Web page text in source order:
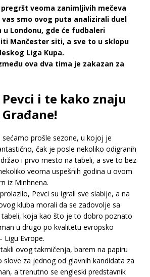
veoma zanimljivih mečeva
vas smo ovog puta analizirali duel
Londonu, gde će fudbaleri
Mančester siti, a sve to u sklopu
Liga Kupa.
ova dva tima je zakazan za
i te kako znaju
sećamo prošle sezone, u kojoj je
čak je posle nekoliko odigranih
i prvo mesto na tabeli, a sve to bez
veoma uspešnih godina u ovom
iz Minhnena.
Pevci su igrali sve slabije, a na
kluba morali da se zadovolje sa
koja kao što je to dobro poznato
u drugo po kvalitetu evropsko
Ligu Evrope.
ovog takmičenja, barem na papiru
slove za jednog od glavnih kandidata za
a trenutno se engleski predstavnik